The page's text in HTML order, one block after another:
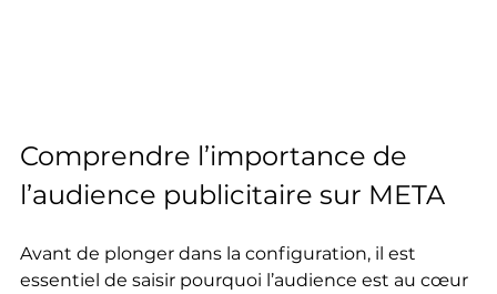
Comprendre l’importance de
l’audience publicitaire sur META
Avant de plonger dans la configuration, il est
essentiel de saisir pourquoi l’audience est au cœur